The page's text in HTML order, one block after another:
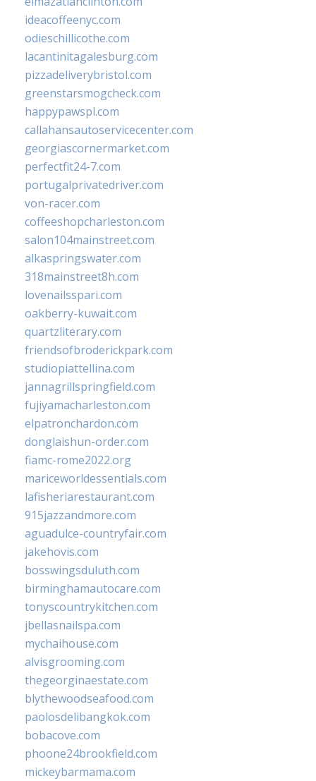
ideacoffeenyc.com
odieschillicothe.com
lacantinitagalesburg.com
pizzadeliverybristol.com
greenstarsmogcheck.com
happypawspl.com
callahansautoservicecenter.com
georgiascornermarket.com
perfectfit24-7.com
portugalprivatedriver.com
von-racer.com
coffeeshopcharleston.com
salon104mainstreet.com
alkaspringswater.com
318mainstreet8h.com
lovenailsspari.com
oakberry-kuwait.com
quartzliterary.com
friendsofbroderickpark.com
studiopiattellina.com
jannagrillspringfield.com
fujiyamacharleston.com
elpatronchardon.com
donglaishun-order.com
fiamc-rome2022.org
mariceworldessentials.com
lafisheriarestaurant.com
915jazzandmore.com
aguadulce-countryfair.com
jakehovis.com
bosswingsduluth.com
birminghamautocare.com
tonyscountrykitchen.com
jbellasnailspa.com
mychaihouse.com
alvisgrooming.com
thegeorginaestate.com
blythewoodseafood.com
paolosdelibangkok.com
bobacove.com
phoone24brookfield.com
mickeybarmama.com